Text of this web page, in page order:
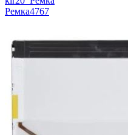
Ремка4767